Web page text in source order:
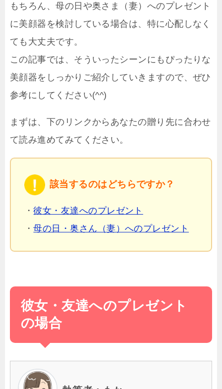
もちろん、母の日や奥さま（妻）へのプレゼント
に美顔器を検討している場合は、特に心配しなく
ても大丈夫です。
この記事では、そういったシーンにもぴったりな
美顔器をしっかりご紹介していきますので、ぜひ
参考にしてください(^^)
まずは、下のリンクからあなたの贈り先に合わせ
て読み進めてみてください。
該当するのはどちらですか？
・彼女・友達へのプレゼント
・母の日・奥さん（妻）へのプレゼント
彼女・友達へのプレゼント
の場合